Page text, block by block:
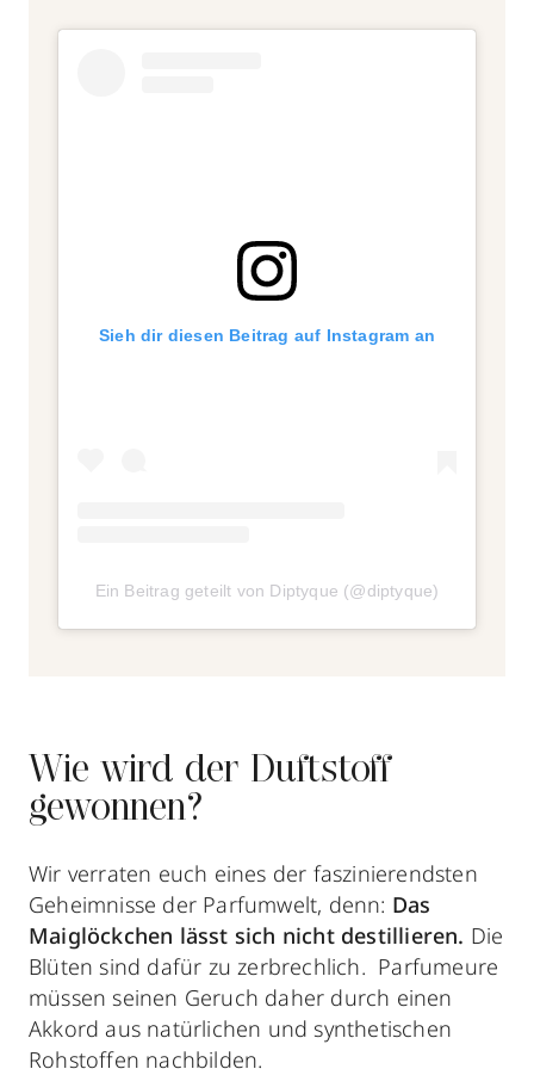
Sieh dir diesen Beitrag auf Instagram an
Ein Beitrag geteilt von Diptyque (@diptyque)
Wie wird der Duftstoff
gewonnen?
Wir verraten euch eines der faszinierendsten
Geheimnisse der Parfumwelt, denn: Das
Maiglöckchen lässt sich nicht destillieren. Die
Blüten sind dafür zu zerbrechlich. Parfumeure
müssen seinen Geruch daher durch einen
Akkord aus natürlichen und synthetischen
Rohstoffen nachbilden.